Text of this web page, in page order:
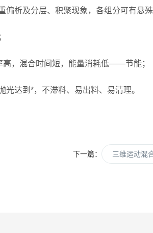
及分层、积聚现象，各组分可有悬殊
，混合时间短，能量消耗低——节能；
达到*，不滞料、易出料、易清理。
下一篇： 三维运动混